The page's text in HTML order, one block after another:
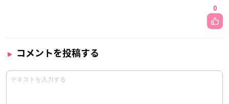
0
コメントを投稿する